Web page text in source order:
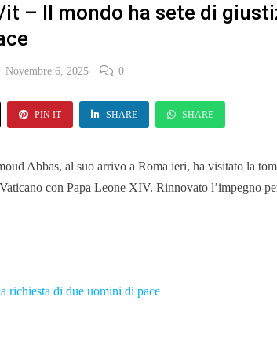
– Il mondo ha sete di
Novembre 6, 2025 0
PIN IT SHARE SHARE
Abbas, al suo arrivo a Roma ieri, ha visitato la
con Papa Leone XIV. Rinnovato l’impegno
richiesta di due uomini di pace